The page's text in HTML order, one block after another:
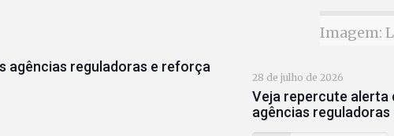
agências reguladoras e reforça
Imagem:
28 de julho de 2026
Veja repercute alerta
agências reguladoras